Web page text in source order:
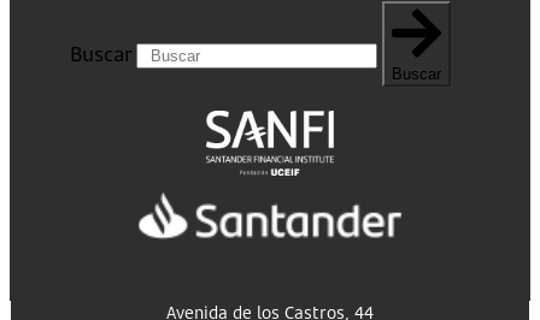
Buscar
Buscar
Avenida de los Castros, 44